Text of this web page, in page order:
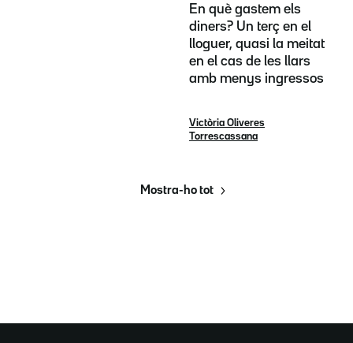
En què gastem els
diners? Un terç en el
lloguer, quasi la meitat
en el cas de les llars
amb menys ingressos
Victòria Oliveres
Torrescassana
Mostra-ho tot